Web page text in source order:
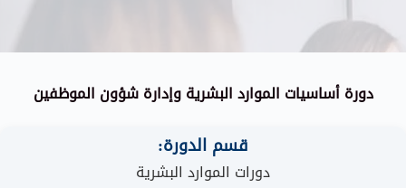
دورة أساسيات الموارد البشرية وإدارة شؤون الموظفين
قسم الدورة:
دورات الموارد البشرية